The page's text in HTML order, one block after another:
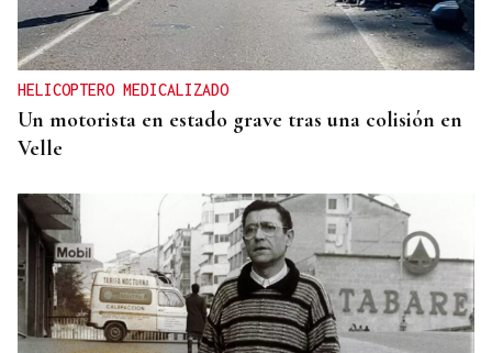
HELICOPTERO MEDICALIZADO
Un motorista en estado grave tras una colisión en
Velle